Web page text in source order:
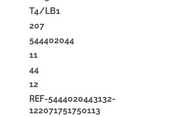
T4/LB1
207
544402044
11
44
12
REF-5444020443132-
122071751750113